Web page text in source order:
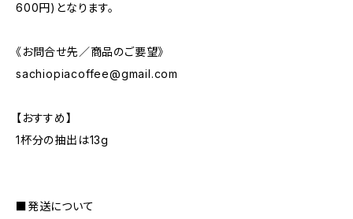
600円)となります。
《お問合せ先／商品のご要望》
sachiopiacoffee@gmail.com
【おすすめ】
1杯分の抽出は13g
■発送について